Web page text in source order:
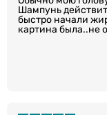
Шампунь
быстро начали
картина была..не